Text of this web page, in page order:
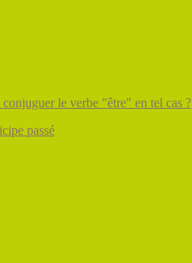
le verbe "être" en tel cas ?
passé